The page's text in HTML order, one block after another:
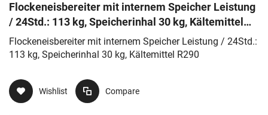
Flockeneisbereiter mit internem Speicher Leistung
/ 24Std.: 113 kg, Speicherinhal 30 kg, Kältemittel
R290
Flockeneisbereiter mit internem Speicher Leistung / 24Std.:
113 kg, Speicherinhal 30 kg, Kältemittel R290
Wishlist Compare